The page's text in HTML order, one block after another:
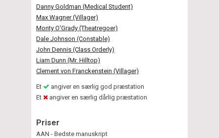
Danny Goldman (Medical Student)
Max Wagner (Villager)
Monty O'Grady (Theatregoer)
Dale Johnson (Constable)
John Dennis (Class Orderly)
Liam Dunn (Mr. Hilltop)
Clement von Franckenstein (Villager)
Et
angiver en særlig god præstation
Et
angiver en særlig dårlig præstation
Priser
AAN - Bedste manuskript